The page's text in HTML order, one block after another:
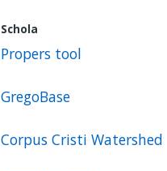
Schola
Propers tool
GregoBase
Corpus Cristi Watershed